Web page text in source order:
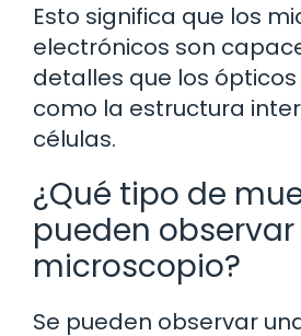
Esto significa que los
electrónicos son
detalles que los
como la estructura
células.
¿Qué tipo de
pueden
microscopio?
Se pueden observar